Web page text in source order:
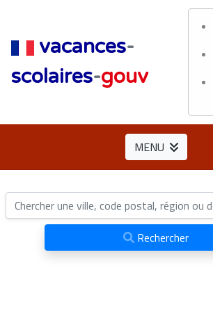
vacances-
scolaires-gouv
MENU
Rechercher